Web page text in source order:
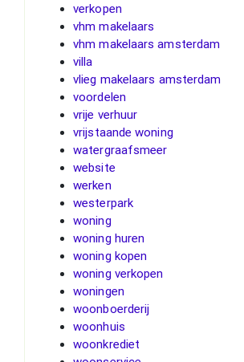
verkopen
vhm makelaars
vhm makelaars amsterdam
villa
vlieg makelaars amsterdam
voordelen
vrije verhuur
vrijstaande woning
watergraafsmeer
website
werken
westerpark
woning
woning huren
woning kopen
woning verkopen
woningen
woonboerderij
woonhuis
woonkrediet